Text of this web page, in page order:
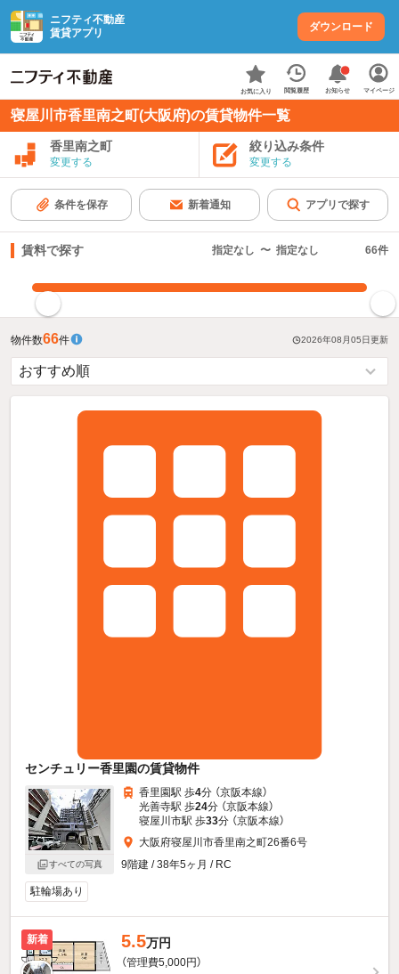
ニフティ不動産
賃貸アプリ
ダウンロード
お気に入り 閲覧履歴 お知らせ マイページ
寝屋川市香里南之町(大阪府)の賃貸物件一覧
香里南之町
変更する
絞り込み条件
変更する
条件を保存 新着通知 アプリで探す
賃料で探す 指定なし 〜 指定なし 66件
物件数66件 2026年08月05日更新
センチュリー香里園の賃貸物件
すべての写真
香里園駅 歩4分 （京阪本線）
光善寺駅 歩24分 （京阪本線）
寝屋川市駅 歩33分 （京阪本線）
大阪府寝屋川市香里南之町26番6号
9階建 / 38年5ヶ月 / RC
駐輪場あり
新着 5.5万円
（管理費5,000円）